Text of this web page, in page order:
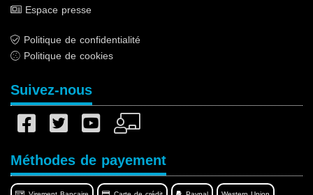
Espace presse
Politique de confidentialité
Politique de cookies
Suivez-nous
Méthodes de payement